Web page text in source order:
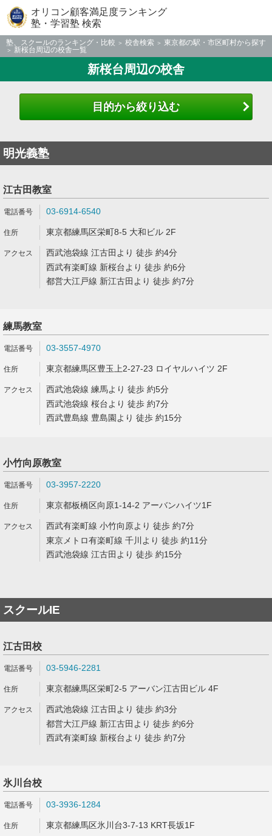
オリコン顧客満足度ランキング
塾・学習塾 検索
塾、スクールのランキング・比較 校舎検索
東京都の駅・市区町村から探す
新桜台周辺の校舎一覧
新桜台周辺の校舎
目的から絞り込む
明光義塾
江古田教室
03-6914-6540
東京都練馬区栄町8-5 大和ビル 2F
西武池袋線 江古田より 徒歩 約4分
西武有楽町線 新桜台より 徒歩 約6分
都営大江戸線 新江古田より 徒歩 約7分
練馬教室
03-3557-4970
東京都練馬区豊玉上2-27-23 ロイヤルハイツ 2F
西武池袋線 練馬より 徒歩 約5分
西武池袋線 桜台より 徒歩 約7分
西武豊島線 豊島園より 徒歩 約15分
小竹向原教室
03-3957-2220
東京都板橋区向原1-14-2 アーバンハイツ1F
西武有楽町線 小竹向原より 徒歩 約7分
東京メトロ有楽町線 千川より 徒歩 約11分
西武池袋線 江古田より 徒歩 約15分
スクールIE
江古田校
03-5946-2281
東京都練馬区栄町2-5 アーバン江古田ビル 4F
西武池袋線 江古田より 徒歩 約3分
都営大江戸線 新江古田より 徒歩 約6分
西武有楽町線 新桜台より 徒歩 約7分
氷川台校
03-3936-1284
東京都練馬区氷川台3-7-13 KRT長坂1F